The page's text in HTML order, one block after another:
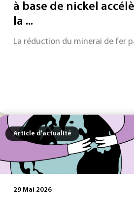
de la protection des ressources
à base de nickel
la ...
La réduction du minerai de fer
Article d'actualité
29 Mai 2026